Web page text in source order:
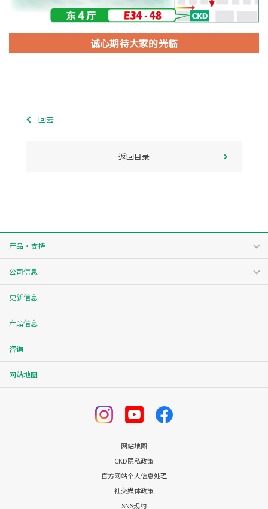
诚心期待大家的光临
回去
返回目录
产品・支持
公司信息
更新信息
产品信息
咨询
网站地图
网站地图
CKD隐私政策
官方网站个人信息处理
社交媒体政策
SNS规约